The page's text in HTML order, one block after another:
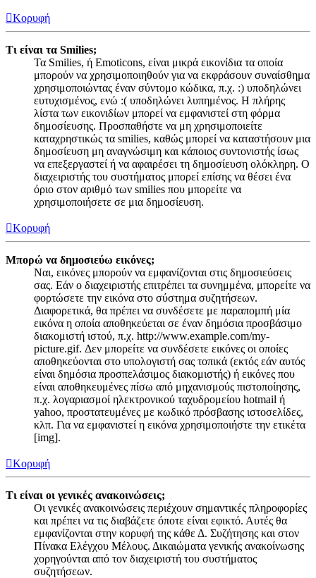
Κορυφή
Τι είναι τα Smilies;
Τα Smilies, ή Emoticons, είναι μικρά εικονίδια τα οποία
μπορούν να χρησιμοποιηθούν για να εκφράσουν συναίσθημα
χρησιμοποιώντας έναν σύντομο κώδικα, π.χ. :) υποδηλώνει
ευτυχισμένος, ενώ :( υποδηλώνει λυπημένος. Η πλήρης
λίστα των εικονιδίων μπορεί να εμφανιστεί στη φόρμα
δημοσίευσης. Προσπαθήστε να μη χρησιμοποιείτε
καταχρηστικώς τα smilies, καθώς μπορεί να καταστήσουν μια
δημοσίευση μη αναγνώσιμη και κάποιος συντονιστής ίσως
να επεξεργαστεί ή να αφαιρέσει τη δημοσίευση ολόκληρη. Ο
διαχειριστής του συστήματος μπορεί επίσης να θέσει ένα
όριο στον αριθμό των smilies που μπορείτε να
χρησιμοποιήσετε σε μια δημοσίευση.
Κορυφή
Μπορώ να δημοσιεύω εικόνες;
Ναι, εικόνες μπορούν να εμφανίζονται στις δημοσιεύσεις
σας. Εάν ο διαχειριστής επιτρέπει τα συνημμένα, μπορείτε να
φορτώσετε την εικόνα στο σύστημα συζητήσεων.
Διαφορετικά, θα πρέπει να συνδέσετε με παραπομπή μία
εικόνα η οποία αποθηκεύεται σε έναν δημόσια προσβάσιμο
διακομιστή ιστού, π.χ. http://www.example.com/my-
picture.gif. Δεν μπορείτε να συνδέσετε εικόνες οι οποίες
αποθηκεύονται στο υπολογιστή σας τοπικά (εκτός εάν αυτός
είναι δημόσια προσπελάσιμος διακομιστής) ή εικόνες που
είναι αποθηκευμένες πίσω από μηχανισμούς πιστοποίησης,
π.χ. λογαριασμοί ηλεκτρονικού ταχυδρομείου hotmail ή
yahoo, προστατευμένες με κωδικό πρόσβασης ιστοσελίδες,
κλπ. Για να εμφανιστεί η εικόνα χρησιμοποιήστε την ετικέτα
[img].
Κορυφή
Τι είναι οι γενικές ανακοινώσεις;
Οι γενικές ανακοινώσεις περιέχουν σημαντικές πληροφορίες
και πρέπει να τις διαβάζετε όποτε είναι εφικτό. Αυτές θα
εμφανίζονται στην κορυφή της κάθε Δ. Συζήτησης και στον
Πίνακα Ελέγχου Μέλους. Δικαιώματα γενικής ανακοίνωσης
χορηγούνται από τον διαχειριστή του συστήματος
συζητήσεων.